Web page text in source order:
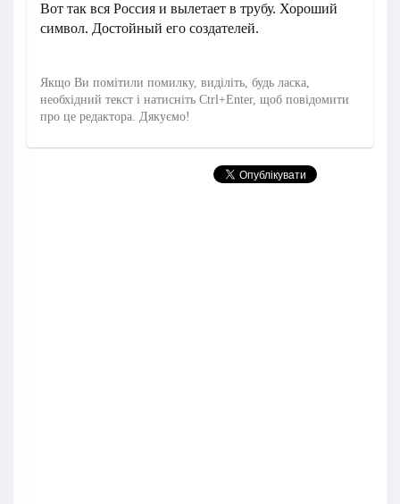
Вот так вся Россия и вылетает в трубу. Хороший
символ. Достойный его создателей.
Якщо Ви помітили помилку, виділіть, будь ласка,
необхідний текст і натисніть Ctrl+Enter, щоб повідомити
про це редактора. Дякуємо!